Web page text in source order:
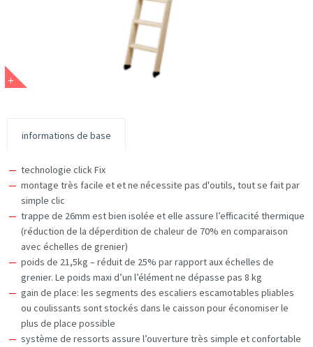
informations de base
technologie click Fix
montage très facile et et ne nécessite pas d'outils, tout se fait par
simple clic
trappe de 26mm est bien isolée et elle assure l’efficacité thermique
(réduction de la déperdition de chaleur de 70% en comparaison
avec échelles de grenier)
poids de 21,5kg – réduit de 25% par rapport aux échelles de
grenier. Le poids maxi d’un l’élément ne dépasse pas 8 kg
gain de place: les segments des escaliers escamotables pliables
ou coulissants sont stockés dans le caisson pour économiser le
plus de place possible
système de ressorts assure l’ouverture très simple et confortable